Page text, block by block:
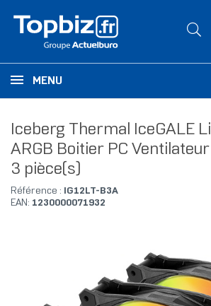
MENU
Iceberg Thermal IceGALE
ARGB Boitier PC
3 pièce(s)
Référence :
IG12LT-B3A
EAN: 1230000071932